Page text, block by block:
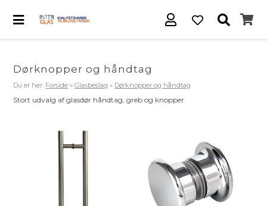
Dørknopper og håndtag
Du er her: Forside »Glasbeslag » Dørknopper og håndtag
Stort udvalg af glasdør håndtag, greb og knopper